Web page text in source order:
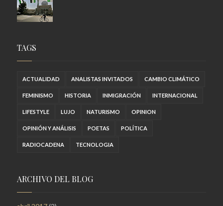
TAGS
ACTUALIDAD ANALISTAS INVITADOS CAMBIO CLIMÁTICO
FEMINISMO HISTORIA INMIGRACIÓN INTERNACIONAL
LIFESTYLE LUJO NATURISMO OPINION
OPINIÓN Y ANÁLISIS POETAS POLÍTICA
RADIOCADENA TECNOLOGIA
ARCHIVO DEL BLOG